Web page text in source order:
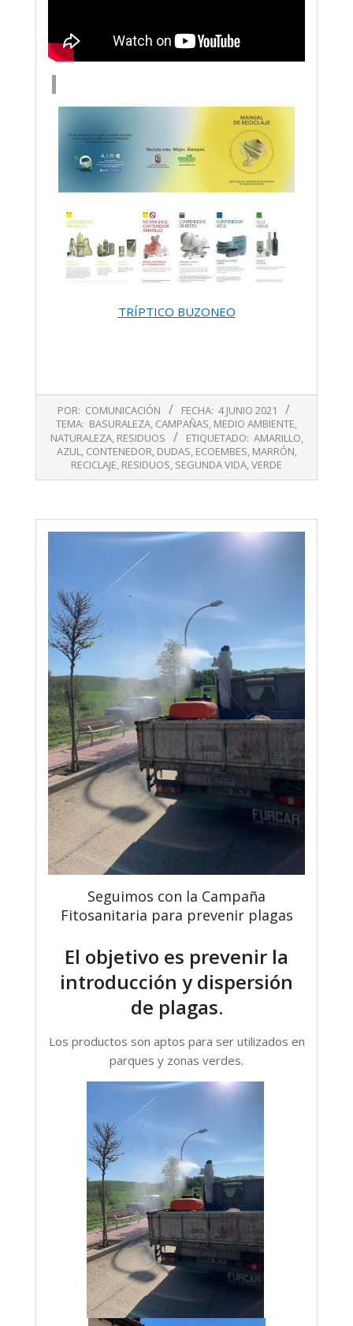
TRÍPTICO BUZONEO
POR: COMUNICACIÓN FECHA: 4 JUNIO 2021
TEMA: BASURALEZA, CAMPAÑAS, MEDIO AMBIENTE,
NATURALEZA, RESIDUOS ETIQUETADO: AMARILLO,
AZUL, CONTENEDOR, DUDAS, ECOEMBES, MARRÓN,
RECICLAJE, RESIDUOS, SEGUNDA VIDA,VERDE
Seguimos con la Campaña
Fitosanitaria para prevenir plagas
El objetivo es prevenir la
introducción y dispersión
de plagas.
Los productos son aptos para ser utilizados en
parques y zonas verdes.